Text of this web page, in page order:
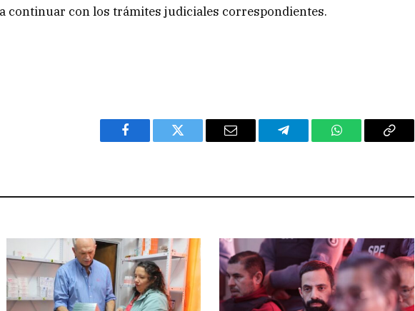
continuar con los trámites judiciales correspondientes.
Facebook Twitter Email Telegram WhatsAppCopy